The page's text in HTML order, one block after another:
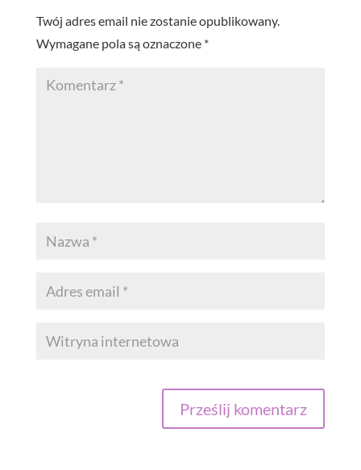
Twój adres email nie zostanie opublikowany.
Wymagane pola są oznaczone *